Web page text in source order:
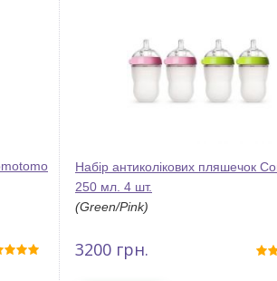
Набір антиколікових пляшечок
250 мл. 4 шт.
(Green/Pink)
3200 грн.